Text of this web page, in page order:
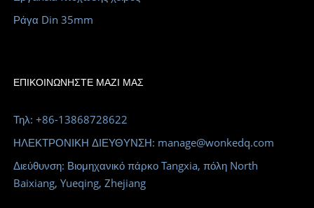
Ράγα Din 35mm
ΕΠΙΚΟΙΝΩΝΉΣΤΕ ΜΑΖΊ ΜΑΣ
Τηλ: +86-13868728622
ΗΛΕΚΤΡΟΝΙΚΗ ΔΙΕΥΘΥΝΣΗ: manage@wonkedq.com
Διεύθυνση: Βιομηχανικό πάρκο Tangxia, πόλη North
Baixiang, Yueqing, Zhejiang